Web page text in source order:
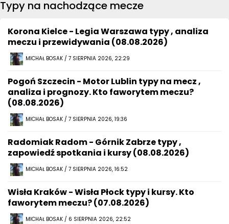
Typy na nachodzące mecze
Korona Kielce - Legia Warszawa typy , analiza
meczu i przewidywania (08.08.2026)
MICHAŁ BOSAK / 7 SIERPNIA 2026, 22:29
Pogoń Szczecin - Motor Lublin typy na mecz ,
analiza i prognozy. Kto faworytem meczu?
(08.08.2026)
MICHAŁ BOSAK / 7 SIERPNIA 2026, 19:36
Radomiak Radom - Górnik Zabrze typy ,
zapowiedź spotkania i kursy (08.08.2026)
MICHAŁ BOSAK / 7 SIERPNIA 2026, 16:52
Wisła Kraków - Wisła Płock typy i kursy. Kto
faworytem meczu? (07.08.2026)
MICHAŁ BOSAK / 6 SIERPNIA 2026, 22:52